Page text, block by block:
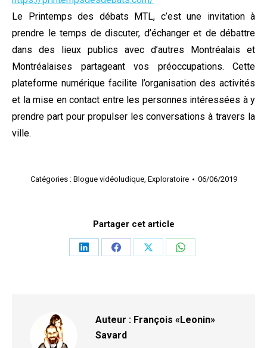
Le Printemps des débats MTL, c’est une invitation à
prendre le temps de discuter, d’échanger et de débattre
dans des lieux publics avec d’autres Montréalais et
Montréalaises partageant vos préoccupations. Cette
plateforme numérique facilite l’organisation des activités
et la mise en contact entre les personnes intéressées à y
prendre part pour propulser les conversations à travers la
ville.
Catégories : Blogue vidéoludique, Exploratoire 06/06/2019
Partager cet article
PartagerPartagerPartagerPartager
Auteur : François «Leonin»
Savard